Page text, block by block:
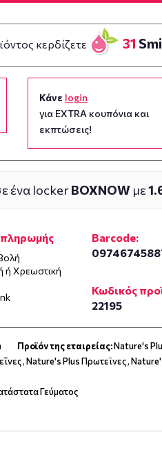
κερδίζετε 31
Κάνε login
για EXTRA κουπόνια και
εκπτώσεις!
ένα lockerBOXNOW με
ή Χρεωστική
Barcode:
Κωδικός
22195
Προϊόν της εταιρείας:Nature's
,Nature's Plus Πρωτεϊνες,
Γεύματος